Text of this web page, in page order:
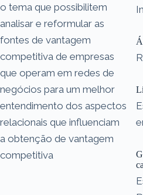
o tema que possibilitem
analisar e reformular as
fontes de vantagem
competitiva de empresas
que operam em redes de
negócios para um melhor
entendimento dos aspectos
relacionais que influenciam
a obtenção de vantagem
competitiva